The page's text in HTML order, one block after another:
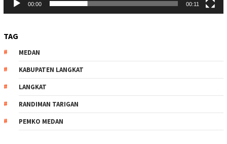
00:00 00:11
TAG
MEDAN
KABUPATEN LANGKAT
LANGKAT
RANDIMAN TARIGAN
PEMKO MEDAN